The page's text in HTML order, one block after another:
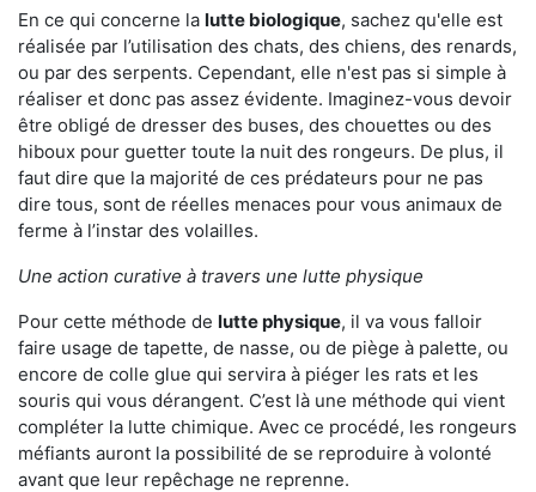
En ce qui concerne la lutte biologique, sachez qu'elle est
réalisée par l’utilisation des chats, des chiens, des renards,
ou par des serpents. Cependant, elle n'est pas si simple à
réaliser et donc pas assez évidente. Imaginez-vous devoir
être obligé de dresser des buses, des chouettes ou des
hiboux pour guetter toute la nuit des rongeurs. De plus, il
faut dire que la majorité de ces prédateurs pour ne pas
dire tous, sont de réelles menaces pour vous animaux de
ferme à l’instar des volailles.
Une action curative à travers une lutte physique
Pour cette méthode de lutte physique, il va vous falloir
faire usage de tapette, de nasse, ou de piège à palette, ou
encore de colle glue qui servira à piéger les rats et les
souris qui vous dérangent. C’est là une méthode qui vient
compléter la lutte chimique. Avec ce procédé, les rongeurs
méfiants auront la possibilité de se reproduire à volonté
avant que leur repêchage ne reprenne.